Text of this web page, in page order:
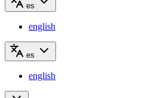
es
english
es
english